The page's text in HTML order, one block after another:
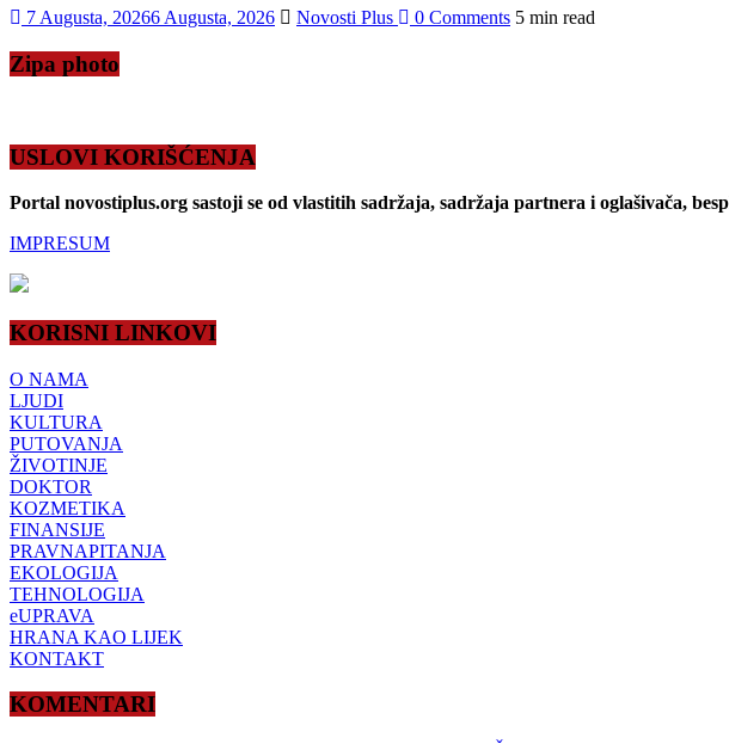
7 Augusta, 20266 Augusta, 2026 Novosti Plus 0 Comments 5 min read
Zipa photo
USLOVI KORIŠĆENJA
Portal novostiplus.org sastoji se od vlastitih sadržaja, sadržaja partnera i oglašivača,
IMPRESUM
KORISNI LINKOVI
O NAMA
LJUDI
KULTURA
PUTOVANJA
ŽIVOTINJE
DOKTOR
KOZMETIKA
FINANSIJE
PRAVNAPITANJA
EKOLOGIJA
TEHNOLOGIJA
eUPRAVA
HRANA KAO LIJEK
KONTAKT
KOMENTARI